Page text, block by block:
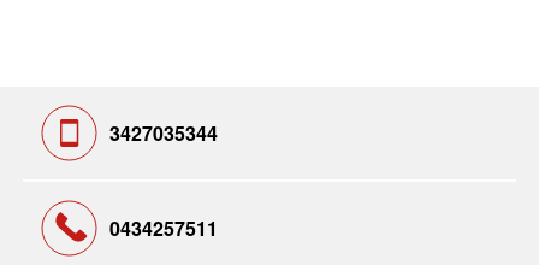
3427035344
0434257511